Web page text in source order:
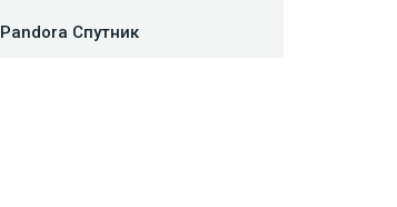
Pandora Спутник